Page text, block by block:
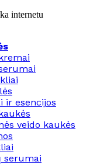
internetu
ir esencijos
veido kaukės
serumai